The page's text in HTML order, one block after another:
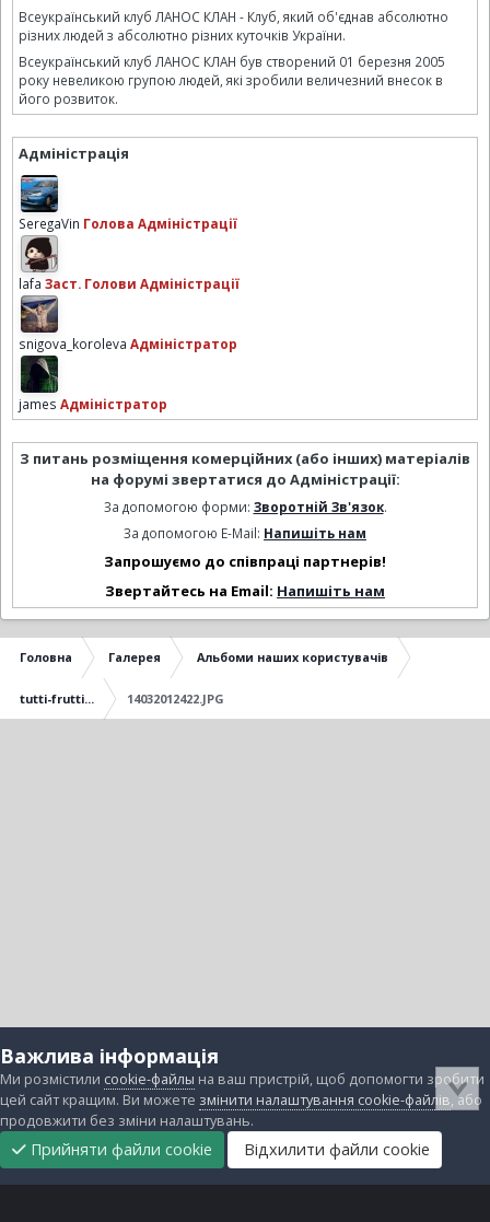
Всеукраїнський клуб ЛАНОС КЛАН - Клуб, який об'єднав абсолютно
різних людей з абсолютно різних куточків України.
Всеукраїнський клуб ЛАНОС КЛАН був створений 01 березня 2005
року невеликою групою людей, які зробили величезний внесок в
його розвиток.
Адміністрація
SeregaVin Голова Адміністрації
lafa Заст. Голови Адміністрації
snigova_koroleva Адміністратор
james Адміністратор
З питань розміщення комерційних (або інших) матеріалів
на форумі звертатися до Адміністрації:
За допомогою форми: Зворотній Зв'язок.
За допомогою E-Mail: Напишіть нам
Запрошуємо до співпраці партнерів!
Звертайтесь на Email: Напишіть нам
Головна Галерея Альбоми наших користувачів
tutti-frutti... 14032012422.JPG
Важлива інформація
Ми розмістили cookie-файлы на ваш пристрій, щоб допомогти зробити
цей сайт кращим. Ви можете змінити налаштування cookie-файлів, або
продовжити без зміни налаштувань.
Прийняти файли cookie Відхилити файли cookie
Головна
Підтримати
нас
Прибрати
рекламу
Завантаження Непрочитані Реєстрація